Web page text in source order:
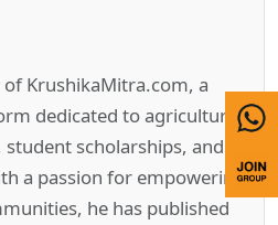
KrushikaMitra.com, a
dedicated to agriculture,
scholarships, and
a passion for empowering
he has published